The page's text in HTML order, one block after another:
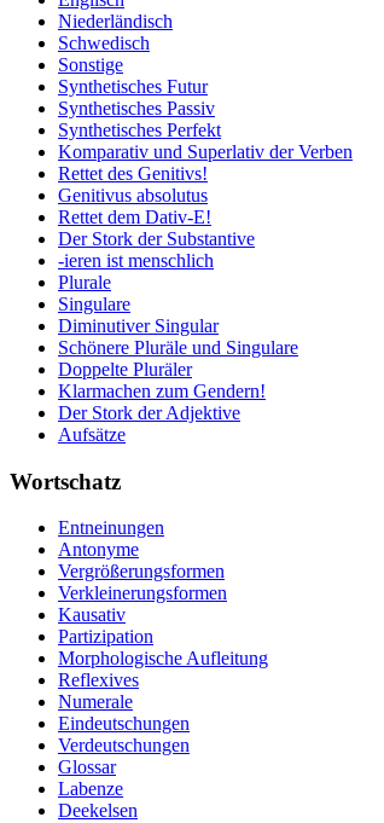
Niederländisch
Schwedisch
Sonstige
Synthetisches Futur
Synthetisches Passiv
Synthetisches Perfekt
Komparativ und Superlativ der Verben
Rettet des Genitivs!
Genitivus absolutus
Rettet dem Dativ-E!
Der Stork der Substantive
-ieren ist menschlich
Plurale
Singulare
Diminutiver Singular
Schönere Pluräle und Singulare
Doppelte Pluräler
Klarmachen zum Gendern!
Der Stork der Adjektive
Aufsätze
Wortschatz
Entneinungen
Antonyme
Vergrößerungsformen
Verkleinerungsformen
Kausativ
Partizipation
Morphologische Aufleitung
Reflexives
Numerale
Eindeutschungen
Verdeutschungen
Glossar
Labenze
Deekelsen